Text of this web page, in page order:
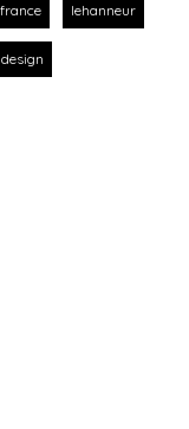
france lehanneur